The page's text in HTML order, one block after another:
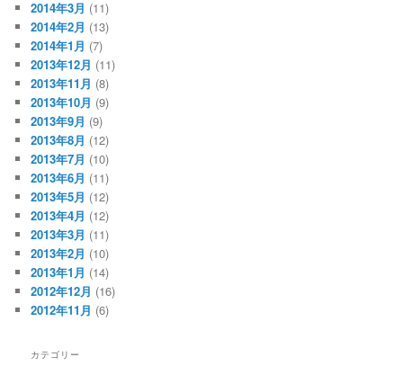
2014年3月 (11)
2014年2月 (13)
2014年1月 (7)
2013年12月 (11)
2013年11月 (8)
2013年10月 (9)
2013年9月 (9)
2013年8月 (12)
2013年7月 (10)
2013年6月 (11)
2013年5月 (12)
2013年4月 (12)
2013年3月 (11)
2013年2月 (10)
2013年1月 (14)
2012年12月 (16)
2012年11月 (6)
カテゴリー